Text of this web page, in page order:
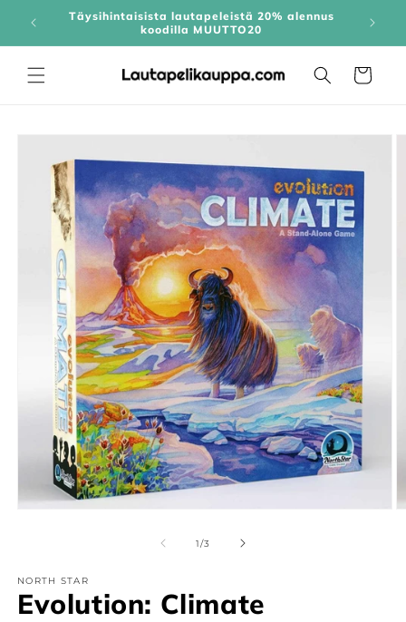
Skip to
content
Täysihintaisista lautapeleistä 20% alennus
koodilla MUUTTO20
Cart
Skip to
information
1/of
3
NORTH STAR
Evolution: Climate